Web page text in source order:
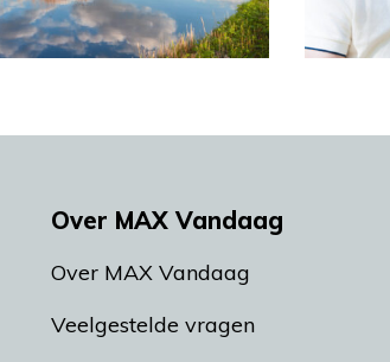
Over MAX Vandaag
Over MAX Vandaag
Veelgestelde vragen